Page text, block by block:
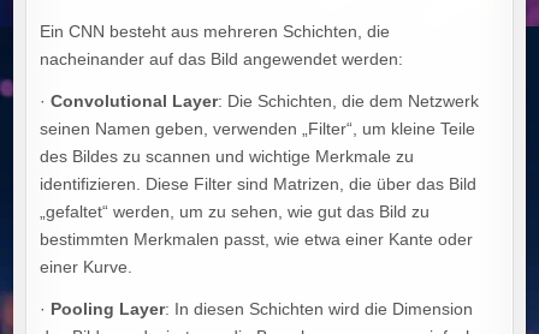
Ein CNN besteht aus mehreren Schichten, die
nacheinander auf das Bild angewendet werden:
·Convolutional Layer: Die Schichten, die dem Netzwerk
seinen Namen geben, verwenden „Filter“, um kleine Teile
des Bildes zu scannen und wichtige Merkmale zu
identifizieren. Diese Filter sind Matrizen, die über das Bild
„gefaltet“ werden, um zu sehen, wie gut das Bild zu
bestimmten Merkmalen passt, wie etwa einer Kante oder
einer Kurve.
· Pooling Layer: In diesen Schichten wird die Dimension